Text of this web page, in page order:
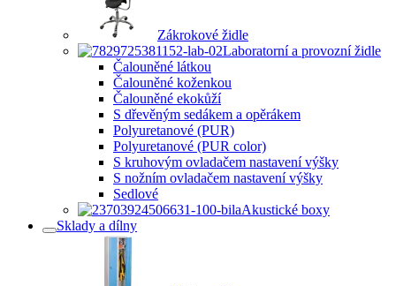
Zákrokové židle
Laboratorní a provozní židle
Čalouněné látkou
Čalouněné koženkou
Čalouněné ekokůží
S dřevěným sedákem a opěrákem
Polyuretanové (PUR)
Polyuretanové (PUR color)
S kruhovým ovladačem nastavení výšky
S nožním ovladačem nastavení výšky
Sedlové
Akustické boxy
Sklady a dílny